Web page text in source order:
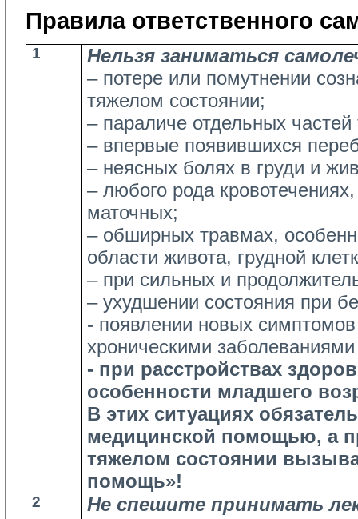
Правила ответственного
1
Нельзя заниматься
– потере или помутнении
тяжелом состоянии;
– параличе отдельных частей
– впервые появившихся
– неясных болях в груди и
– любого рода
маточных;
– обширных травмах,
области живота, грудной
– при сильных и
– ухудшении состояния при
- появлении новых
хроническими
- при расстройствах
особенности младшего
В этих ситуациях
медицинской помощью, а
тяжелом состоянии
помощь»!
2
Не спешите принимать